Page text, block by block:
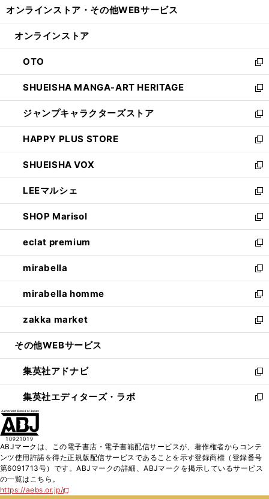
開
ン
ウ
で
開
く
ウ
ン
ド
ウ
で
開
く
オンラインストア・ その他WEBサービス
オンラインストア
OTO
新
し
い
ウ
ィ
ン
ド
ウ
で
開
く
SHUEISHA MANGA-ART HERITAGE
新
し
い
ウ
ィ
ン
ド
ウ
で
開
く
ジャンプキャラクターズストア
新
し
い
ウ
ィ
ン
ド
ウ
で
開
く
HAPPY PLUS STORE
新
し
い
ウ
ィ
ン
ド
ウ
で
開
く
SHUEISHA VOX
新
し
い
ウ
ィ
ン
ド
ウ
で
開
く
LEEマルシェ
新
し
い
ウ
ィ
ン
ド
ウ
で
開
く
SHOP Marisol
新
し
い
ウ
ィ
ン
ド
ウ
で
開
eclat premium
新
し
い
ウ
ィ
ン
ド
ウ
開
く
mirabella
新
し
い
ウ
ィ
ン
ウ
で
開
く
mirabella homme
新
し
い
ウ
ン
ド
ウ
で
zakka market
新
し
ウ
ィ
ン
ド
く
その他WEBサービス
集英社アドナビ
新
し
い
ド
ウ
で
集英社エディターズ・ラボ
新
ィ
ン
ABJマークは、この電子書店・電子書籍配信サービスが、著作権者からコンテ
ンツ使用許諾を得た正規版配信サービスであることを示す登録商標（登録番号
第6091713号）です。ABJマークの詳細、ABJマークを掲示しているサービス
の一覧はこちら。
https://aebs.or.jp/
新